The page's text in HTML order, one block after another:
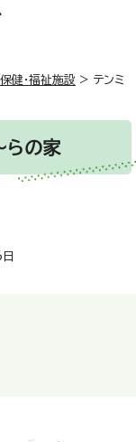
保健・福祉施設 > テンミ
らの家